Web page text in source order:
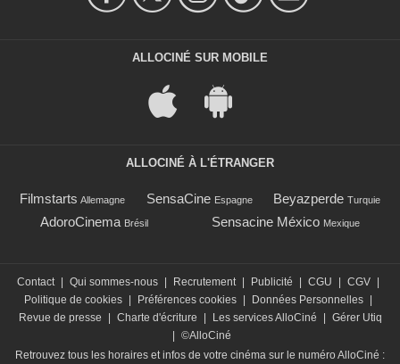
ALLOCINÉ SUR MOBILE
ALLOCINÉ À L'ÉTRANGER
Filmstarts Allemagne SensaCine Espagne Beyazperde Turquie
AdoroCinema Brésil Sensacine México Mexique
Contact Qui sommes-nous Recrutement Publicité CGU CGV
Politique de cookies
Préférences cookies Données Personnelles
Revue de presse
Charte d'écriture Les services AlloCiné
Gérer Utiq
©AlloCiné
Retrouvez tous les horaires et infos de votre cinéma sur le numéro AlloCiné :